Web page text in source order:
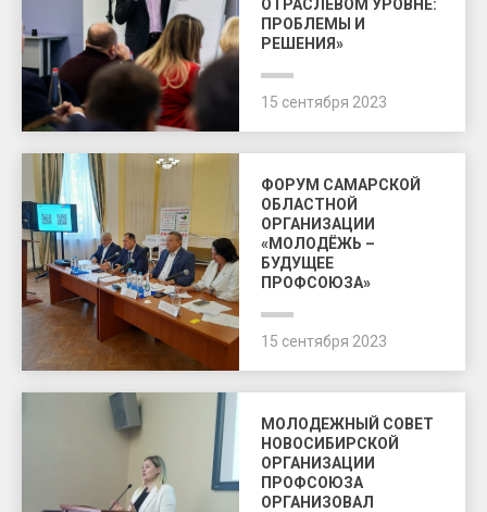
ОТРАСЛЕВОМ УРОВНЕ:
ПРОБЛЕМЫ И
РЕШЕНИЯ»
15 сентября 2023
ФОРУМ САМАРСКОЙ
ОБЛАСТНОЙ
ОРГАНИЗАЦИИ
«МОЛОДЁЖЬ –
БУДУЩЕЕ
ПРОФСОЮЗА»
15 сентября 2023
МОЛОДЕЖНЫЙ СОВЕТ
НОВОСИБИРСКОЙ
ОРГАНИЗАЦИИ
ПРОФСОЮЗА
ОРГАНИЗОВАЛ